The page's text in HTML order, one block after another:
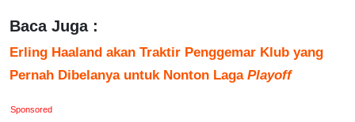
Baca Juga :
Erling Haaland akan Traktir Penggemar Klub yang
Pernah Dibelanya untuk Nonton Laga Playoff
Sponsored